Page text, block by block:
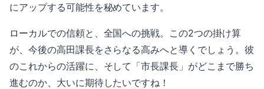
にアップする可能性を秘めています。
ローカルでの信頼と、全国への挑戦。この2つの掛け算
が、今後の高田課長をさらなる高みへと導くでしょう。彼
のこれからの活躍に、そして「市長課長」がどこまで勝ち
進むのか、大いに期待したいですね！